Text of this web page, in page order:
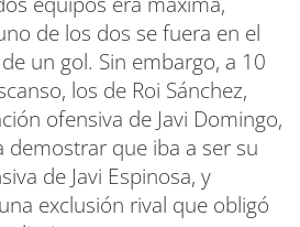
de los dos se fuera en el
un gol. Sin embargo, a 10
los de Roi Sánchez,
ofensiva de Javi Domingo,
demostrar que iba a ser su
de Javi Espinosa, y
exclusión rival que obligó